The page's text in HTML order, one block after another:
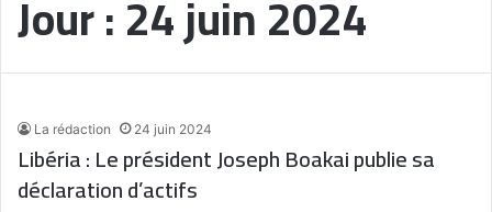
Jour :24 juin 2024
La rédaction 24 juin 2024
Libéria : Le président Joseph Boakai publie sa
déclaration d’actifs